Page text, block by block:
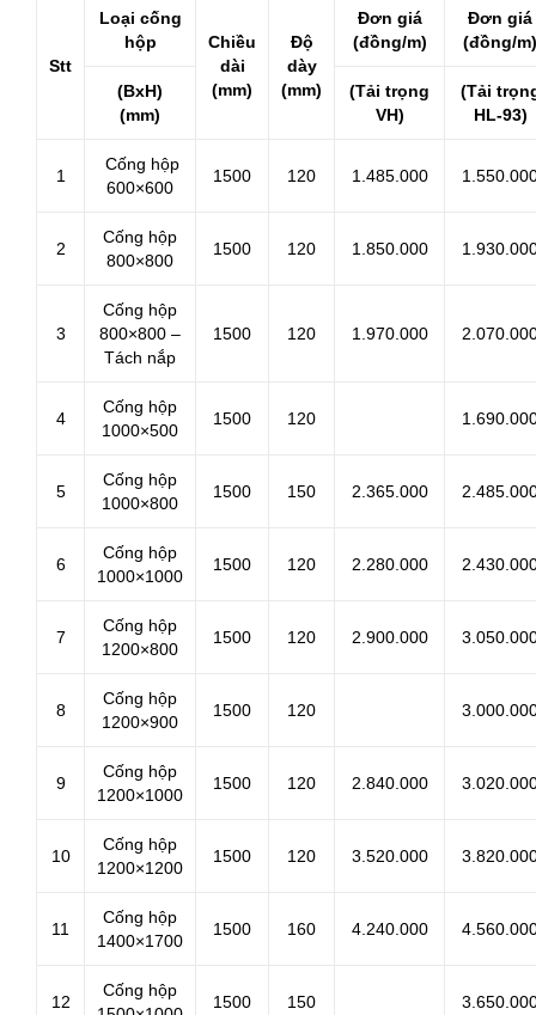
Stt
Loại cống
hộp
Chiều
dài
(mm)
Độ
dày
(mm)
Đơn giá
(đồng/m)
Đơn giá
(đồng/m)
(BxH)
(mm)
(Tải trọng
VH)
(Tải
HL-93)
1
Cống hộp
600×600
1500 120 1.485.000
2
Cống hộp
800×800
1500 120 1.850.000
3
Cống hộp
800×800 –
Tách nắp
1500 120 1.970.000
4
Cống hộp
1000×500
1500 120
5
Cống hộp
1000×800
1500 150 2.365.000
6
Cống hộp
1000×1000
1500 120 2.280.000
7
Cống hộp
1200×800
1500 120 2.900.000
8
Cống hộp
1200×900
1500 120
9
Cống hộp
1200×1000
1500 120 2.840.000
10
Cống hộp
1200×1200
1500 120 3.520.000
11
Cống hộp
1400×1700
1500 160 4.240.000
12
Cống hộp
1500 150